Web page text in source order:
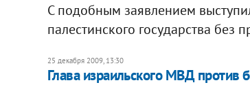
С подобным заявлением
палестинского государства
25 декабря 2009, 13:30
Глава израильского МВД против